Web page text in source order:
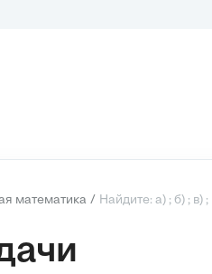
математика Найдите: а) ; б) ; в) ;